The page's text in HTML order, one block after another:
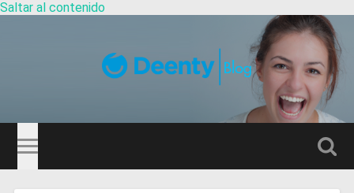
Saltar al contenido
Guía
Dentistas
de